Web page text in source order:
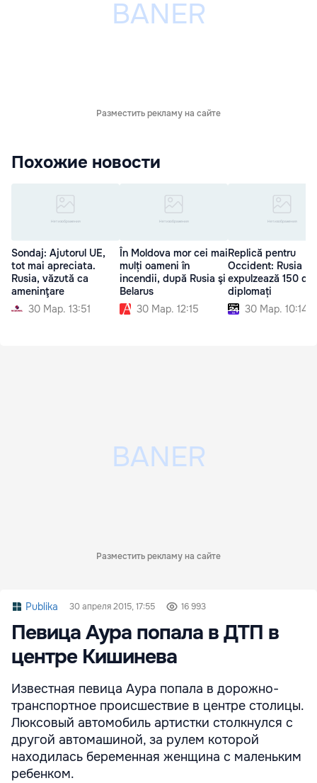
Разместить рекламу на сайте
Похожие новости
Sondaj: Ajutorul UE,
tot mai apreciata.
Rusia, văzută ca
ameninţare
30 Мар. 13:51
În Moldova mor cei mai
mulți oameni în
incendii, după Rusia şi
Belarus
30 Мар. 12:15
Replică pentru
Occident: Rusia
expulzează 150 de
diplomați
30 Мар. 10:14
Разместить рекламу на сайте
Publika 30 апреля 2015, 17:55 16 993
Певица Аура попала в ДТП в
центре Кишинева
Известная певица Аура попала в дорожно-
транспортное происшествие в центре столицы.
Люксовый автомобиль артистки столкнулся с
другой автомашиной, за рулем которой
находилась беременная женщина с маленьким
ребенком.